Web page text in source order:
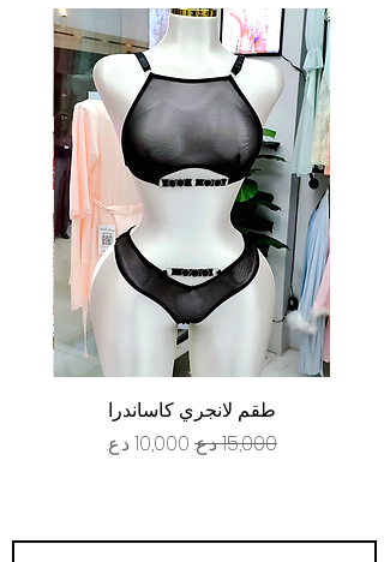
طقم لانجري كاساندرا
سعر عادي سعر البيع